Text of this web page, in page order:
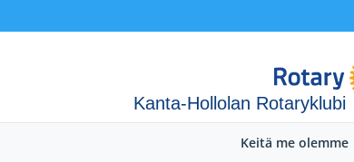
Kanta-Hollolan Rotaryklubi
Keitä me olemme